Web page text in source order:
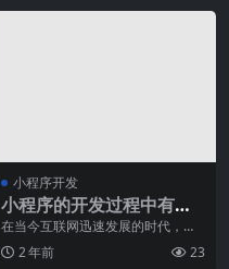
小程序开发
小程序的开发过程中有哪
些常见错误？
在当今互联网迅速发展的时代，小
程序成为了许多企业和个人开发者
的首要推荐。但在小程
2 年前 23